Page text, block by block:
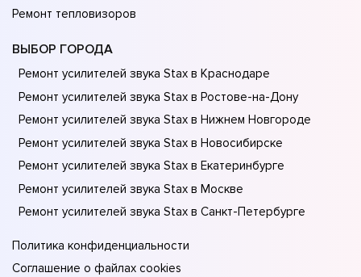
Ремонт тепловизоров
ВЫБОР ГОРОДА
Ремонт усилителей звука Stax в Краснодаре
Ремонт усилителей звука Stax в Ростове-на-Донy
Ремонт усилителей звука Stax в Нижнем Новгороде
Ремонт усилителей звука Stax в Новосибирске
Ремонт усилителей звука Stax в Екатеринбурге
Ремонт усилителей звука Stax в Москве
Ремонт усилителей звука Stax в Санкт-Петербурге
Политика конфиденциальности
Соглашение о файлах cookies